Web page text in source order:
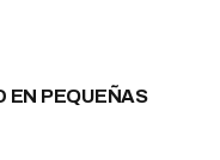
EN PEQUEÑAS